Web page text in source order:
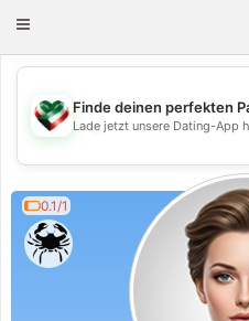
Toggle
💖
💕
Finde deinen perfekten
Lade jetzt unsere Dating-App
0.1/1